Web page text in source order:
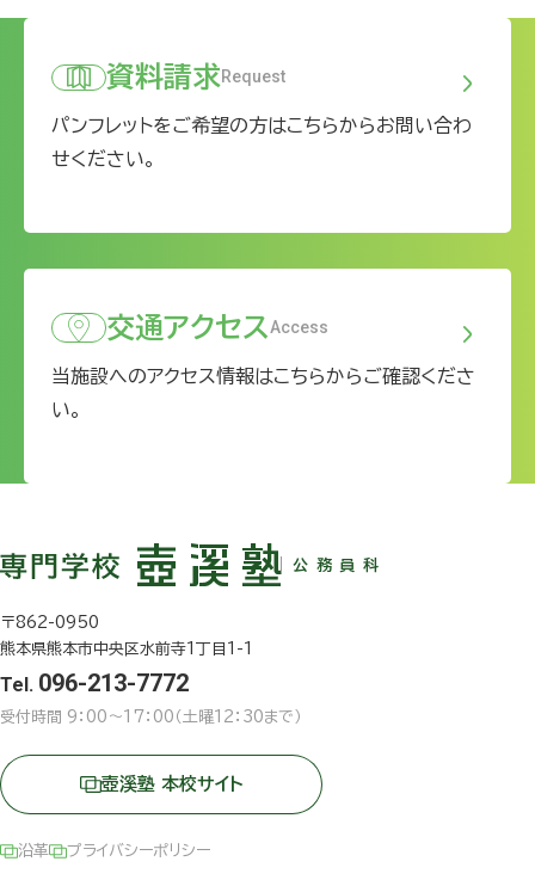
資料請求Request
パンフレットをご希望の方はこちらからお問い合わ
せください。
交通アクセスAccess
当施設へのアクセス情報はこちらからご確認くださ
い。
公務員科
〒862-0950
熊本県熊本市中央区水前寺1丁目1-1
Tel. 096-213-7772
受付時間 9：00〜17：00（土曜12：30まで）
壺溪塾 本校サイト
沿革 プライバシーポリシー